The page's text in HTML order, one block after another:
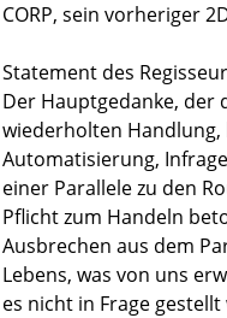
CORP, sein vorheriger
Statement des
Der Hauptgedanke, der
wiederholten Handlung,
Automatisierung,
einer Parallele zu den
Pflicht zum Handeln
Ausbrechen aus dem
Lebens, was von uns
es nicht in Frage